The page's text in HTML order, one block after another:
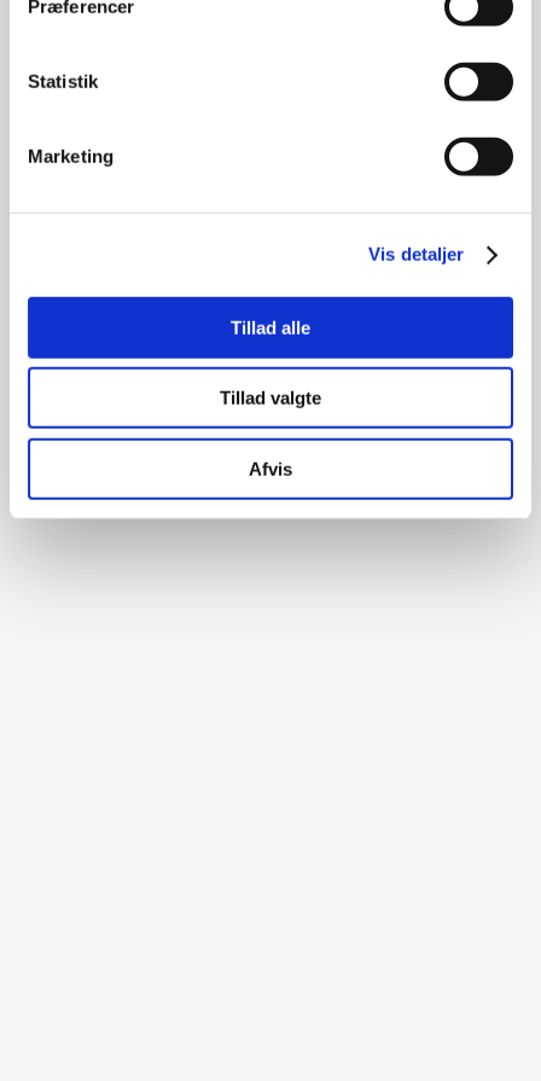
Præferencer
Statistik
Marketing
Vis detaljer
Tillad alle
Tillad valgte
Afvis